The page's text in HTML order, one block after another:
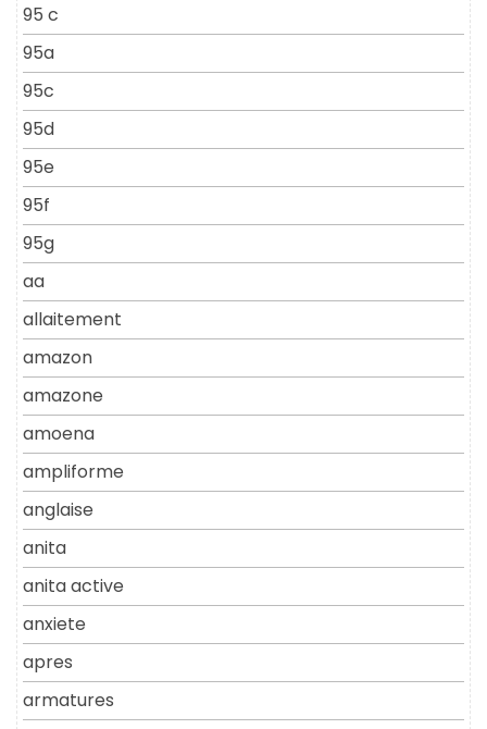
95 c
95a
95c
95d
95e
95f
95g
aa
allaitement
amazon
amazone
amoena
ampliforme
anglaise
anita
anita active
anxiete
apres
armatures